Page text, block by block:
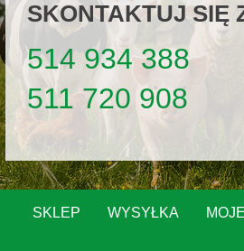
SKONTAKTUJ SIĘ
514 934 388
511 720 908
SKLEP WYSYŁKA